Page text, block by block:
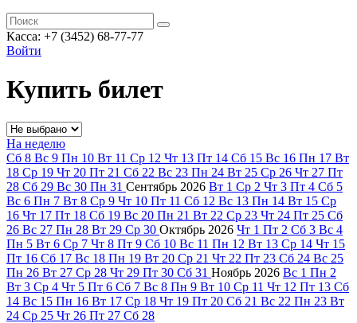
Касса: +7 (3452) 68-77-77
Войти
Купить билет
На неделю
Сб 8 Вс 9 Пн 10 Вт 11 Ср 12 Чт 13 Пт 14 Сб 15 Вс 16 Пн 17 Вт
18 Ср 19 Чт 20 Пт 21 Сб 22 Вс 23 Пн 24 Вт 25 Ср 26 Чт 27 Пт
28 Сб 29 Вс 30 Пн 31 Сентябрь 2026 Вт 1 Ср 2 Чт 3 Пт 4 Сб 5
Вс 6 Пн 7 Вт 8 Ср 9 Чт 10 Пт 11 Сб 12 Вс 13 Пн 14 Вт 15 Ср
16 Чт 17 Пт 18 Сб 19 Вс 20 Пн 21 Вт 22 Ср 23 Чт 24 Пт 25 Сб
26 Вс 27 Пн 28 Вт 29 Ср 30 Октябрь 2026 Чт 1 Пт 2 Сб 3 Вс 4
Пн 5 Вт 6 Ср 7 Чт 8 Пт 9 Сб 10 Вс 11 Пн 12 Вт 13 Ср 14 Чт 15
Пт 16 Сб 17 Вс 18 Пн 19 Вт 20 Ср 21 Чт 22 Пт 23 Сб 24 Вс 25
Пн 26 Вт 27 Ср 28 Чт 29 Пт 30 Сб 31 Ноябрь 2026 Вс 1 Пн 2
Вт 3 Ср 4 Чт 5 Пт 6 Сб 7 Вс 8 Пн 9 Вт 10 Ср 11 Чт 12 Пт 13 Сб
14 Вс 15 Пн 16 Вт 17 Ср 18 Чт 19 Пт 20 Сб 21 Вс 22 Пн 23 Вт
24 Ср 25 Чт 26 Пт 27 Сб 28